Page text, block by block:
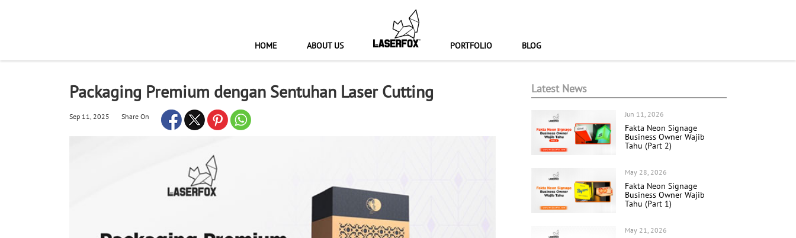
HOME ABOUT US PORTFOLIO BLOG
Packaging Premium dengan Sentuhan Laser Cutting
Sep 11, 2025 Share On
Latest News
Jun 11, 2026
Fakta Neon Signage
Business Owner Wajib
Tahu (Part 2)
May 28, 2026
Fakta Neon Signage
Business Owner Wajib
Tahu (Part 1)
May 21, 2026